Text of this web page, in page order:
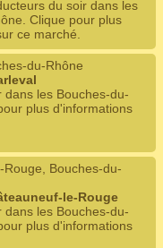
du soir dans les
Clique pour plus
ce marché.
du-Rhône
dans les Bouches-du-
plus d'informations
Bouches-du-
le-Rouge
dans les Bouches-du-
plus d'informations